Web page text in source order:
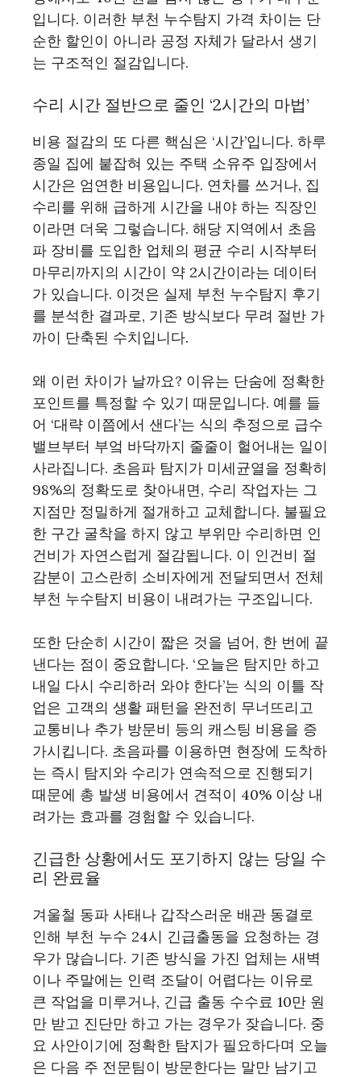
입니다. 이러한 부천 누수탐지 가격 차이는 단
순한 할인이 아니라 공정 자체가 달라서 생기
는 구조적인 절감입니다.
수리 시간 절반으로 줄인 ‘2시간의 마법’
비용 절감의 또 다른 핵심은 ‘시간’입니다. 하루
종일 집에 붙잡혀 있는 주택 소유주 입장에서
시간은 엄연한 비용입니다. 연차를 쓰거나, 집
수리를 위해 급하게 시간을 내야 하는 직장인
이라면 더욱 그렇습니다. 해당 지역에서 초음
파 장비를 도입한 업체의 평균 수리 시작부터
마무리까지의 시간이 약 2시간이라는 데이터
가 있습니다. 이것은 실제 부천 누수탐지 후기
를 분석한 결과로, 기존 방식보다 무려 절반 가
까이 단축된 수치입니다.
왜 이런 차이가 날까요? 이유는 단숨에 정확한
포인트를 특정할 수 있기 때문입니다. 예를 들
어 ‘대략 이쯤에서 샌다’는 식의 추정으로 급수
밸브부터 부엌 바닥까지 줄줄이 헐어내는 일이
사라집니다. 초음파 탐지가 미세균열을 정확히
98%의 정확도로 찾아내면, 수리 작업자는 그
지점만 정밀하게 절개하고 교체합니다. 불필요
한 구간 굴착을 하지 않고 부위만 수리하면 인
건비가 자연스럽게 절감됩니다. 이 인건비 절
감분이 고스란히 소비자에게 전달되면서 전체
부천 누수탐지 비용이 내려가는 구조입니다.
또한 단순히 시간이 짧은 것을 넘어, 한 번에 끝
낸다는 점이 중요합니다. ‘오늘은 탐지만 하고
내일 다시 수리하러 와야 한다’는 식의 이틀 작
업은 고객의 생활 패턴을 완전히 무너뜨리고
교통비나 추가 방문비 등의 캐스팅 비용을 증
가시킵니다. 초음파를 이용하면 현장에 도착하
는 즉시 탐지와 수리가 연속적으로 진행되기
때문에 총 발생 비용에서 견적이 40% 이상 내
려가는 효과를 경험할 수 있습니다.
긴급한 상황에서도 포기하지 않는 당일 수
리 완료율
겨울철 동파 사태나 갑작스러운 배관 동결로
인해 부천 누수 24시 긴급출동을 요청하는 경
우가 많습니다. 기존 방식을 가진 업체는 새벽
이나 주말에는 인력 조달이 어렵다는 이유로
큰 작업을 미루거나, 긴급 출동 수수료 10만 원
만 받고 진단만 하고 가는 경우가 잦습니다. 중
요 사안이기에 정확한 탐지가 필요하다며 오늘
은 다음 주 전문팀이 방문한다는 말만 남기고